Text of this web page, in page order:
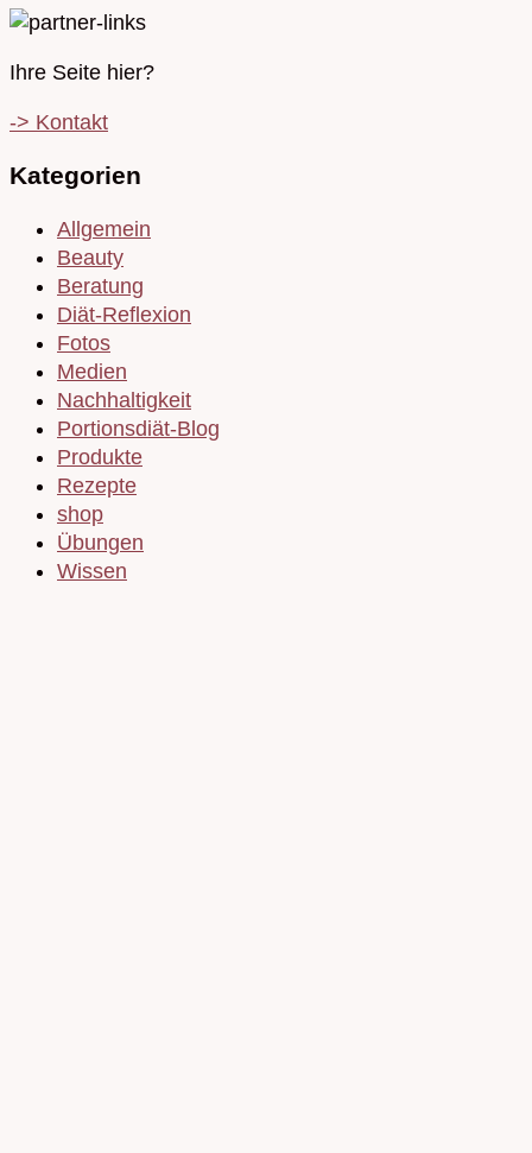
Ihre Seite hier?
-> Kontakt
Kategorien
Allgemein
Beauty
Beratung
Diät-Reflexion
Fotos
Medien
Nachhaltigkeit
Portionsdiät-Blog
Produkte
Rezepte
shop
Übungen
Wissen